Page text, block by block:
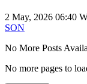
2 May, 2026 06:40
SON
No More Posts
No more pages to